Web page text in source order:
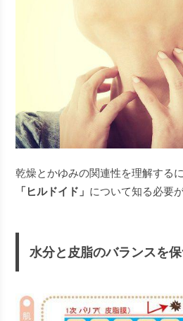
乾燥とかゆみの関連性を理解するに
「ヒルドイド」 について知る必要
水分と皮脂のバランスを